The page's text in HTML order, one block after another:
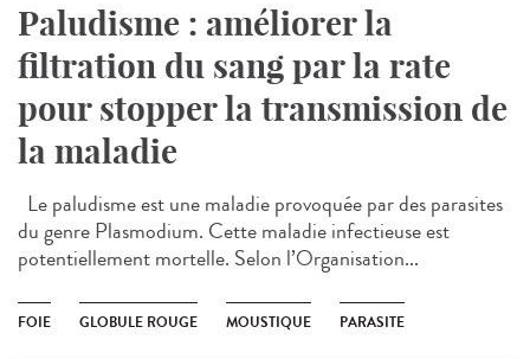
Paludisme : améliorer la
filtration du sang par la rate
pour stopper la transmission de
la maladie
Le paludisme est une maladie provoquée par des parasites
du genre Plasmodium. Cette maladie infectieuse est
potentiellement mortelle. Selon l’Organisation...
FOIE GLOBULE ROUGE MOUSTIQUE PARASITE